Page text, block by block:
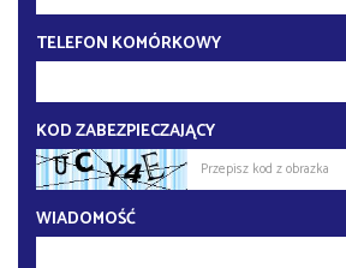
TELEFON KOMÓRKOWY
KOD ZABEZPIECZAJĄCY
WIADOMOŚĆ